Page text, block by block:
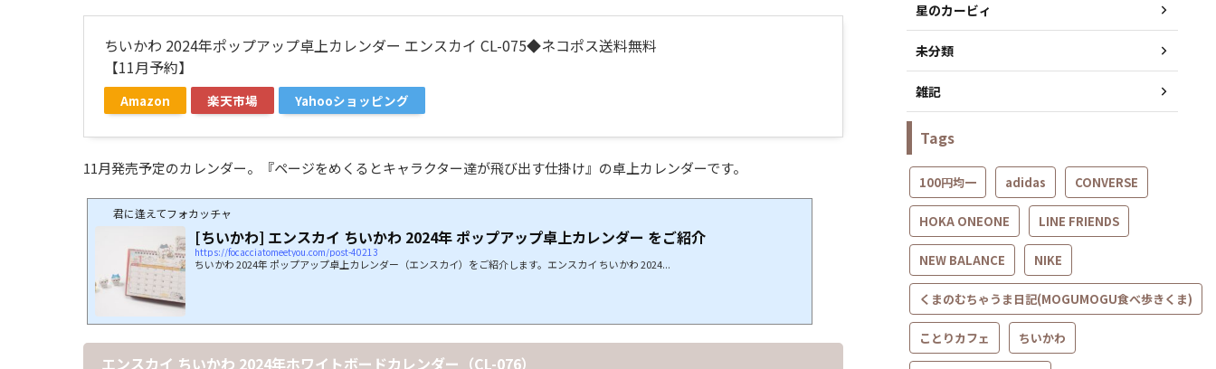
ちいかわ 2024年ポップアップ卓上カレンダー エンスカイ CL-075◆ネコポス送料無料
【11月予約】
Amazon 楽天市場 Yahooショッピング
11月発売予定のカレンダー。『ページをめくるとキャラクター達が飛び出す仕掛け』の卓上カレンダーです。
君に逢えてフォカッチャ
[ちいかわ] エンスカイ ちいかわ 2024年 ポップアップ卓上カレンダー をご紹介
https://focacciatomeetyou.com/post-40213
ちいかわ 2024年 ポップアップ卓上カレンダー（エンスカイ）をご紹介します。エンスカイ ちいかわ 2024...
エンスカイ ちいかわ 2024年ホワイトボードカレンダー（CL-076）
星のカービィ
未分類
雑記
Tags
100円均一 adidas CONVERSE
HOKA ONEONE LINE FRIENDS
NEW BALANCE NIKE
くまのむちゃうま日記(MOGUMOGU食べ歩きくま)
ことりカフェ ちいかわ